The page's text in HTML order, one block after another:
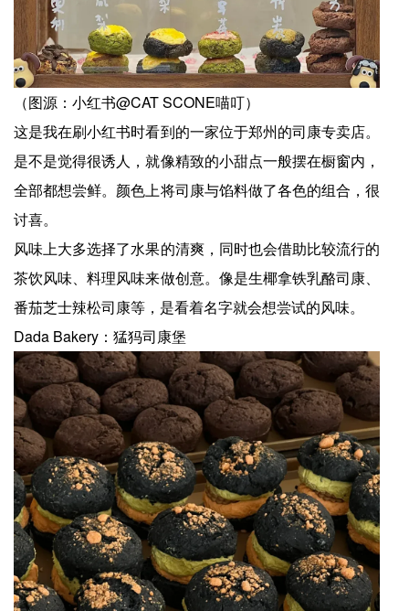
（图源：小红书@CAT SCONE喵叮）
这是我在刷小红书时看到的一家位于郑州的司康专卖店。
是不是觉得很诱人，就像精致的小甜点一般摆在橱窗内，
全部都想尝鲜。颜色上将司康与馅料做了各色的组合，很
讨喜。
风味上大多选择了水果的清爽，同时也会借助比较流行的
茶饮风味、料理风味来做创意。像是生椰拿铁乳酪司康、
番茄芝士辣松司康等，是看着名字就会想尝试的风味。
Dada Bakery：猛犸司康堡